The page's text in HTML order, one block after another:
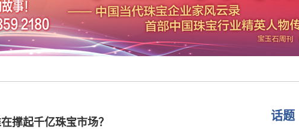
撑起千亿珠宝市场？ 话题